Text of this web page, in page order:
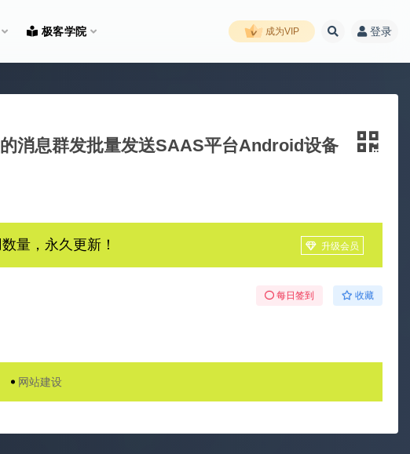
极客学院 成为VIP 登录
消息群发批量发送SAAS平台Android设备
量，永久更新！ 升级会员
每日签到 收藏
网站建设